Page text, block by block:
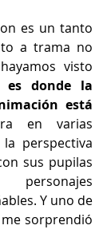
es un tanto
a trama no
visto
es donde la
está
en varias
perspectiva
sus pupilas
Y uno de
sorprendió